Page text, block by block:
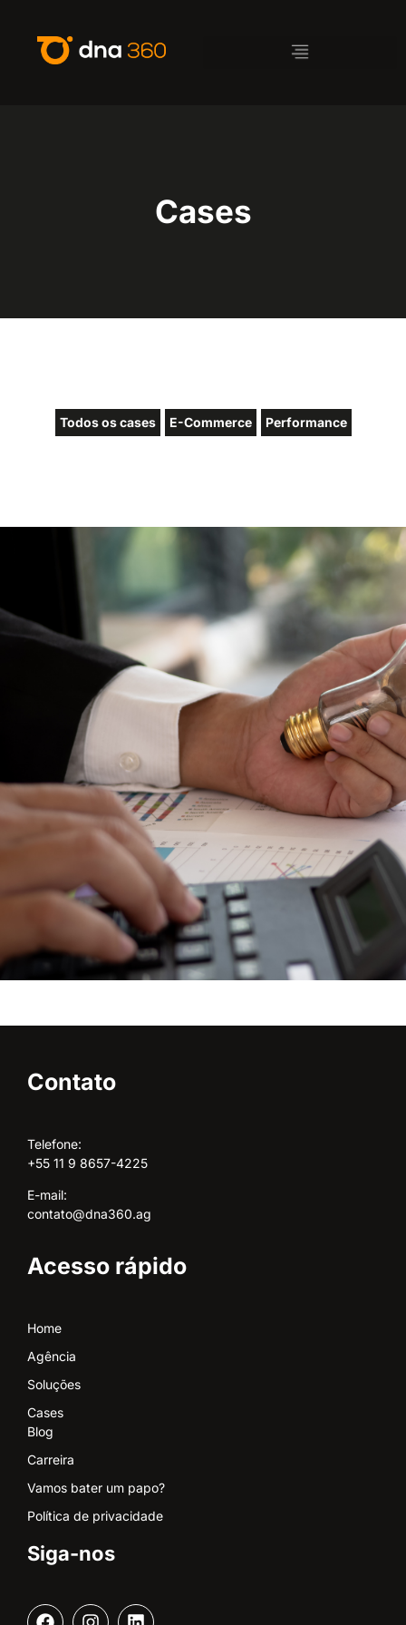
Cases
Todos os cases E-Commerce Performance
Contato
Telefone:
+55 11 9 8657-4225
E-mail:
contato@dna360.ag
Acesso rápido
Home
Agência
Soluções
Cases
Blog
Carreira
Vamos bater um papo?
Política de privacidade
Siga-nos